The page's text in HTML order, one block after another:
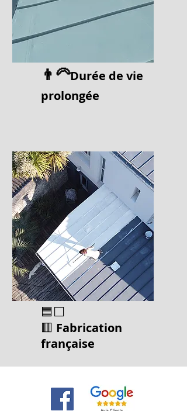
👨‍🦳Durée de vie
prolongée
🟦⬜
🟥 Fabrication
française